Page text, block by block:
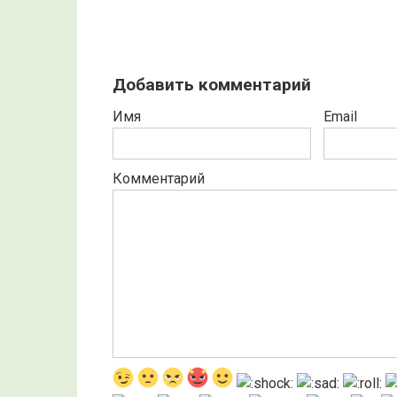
Добавить комментарий
Имя Email
Комментарий